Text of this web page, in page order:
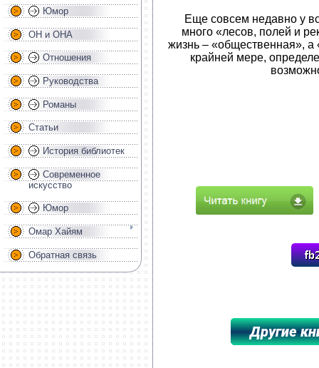
Юмор
ОН и ОНА
Отношения
Руководства
Романы
Статьи
История библиотек
Современное
искусство
Юмор
Омар Хайям
Обратная связь
Еще совсем недавно у
много «лесов, полей и
жизнь – «общественная», а
крайней мере,